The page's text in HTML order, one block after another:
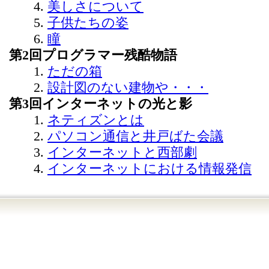
美しさについて
子供たちの姿
瞳
第2回プログラマー残酷物語
ただの箱
設計図のない建物や・・・
第3回インターネットの光と影
ネティズンとは
パソコン通信と井戸ばた会議
インターネットと西部劇
インターネットにおける情報発信